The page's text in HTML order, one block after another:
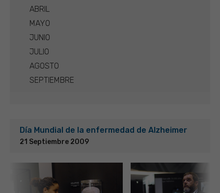
ABRIL
MAYO
JUNIO
JULIO
AGOSTO
SEPTIEMBRE
Día Mundial de la enfermedad de Alzheimer
21 Septiembre 2009